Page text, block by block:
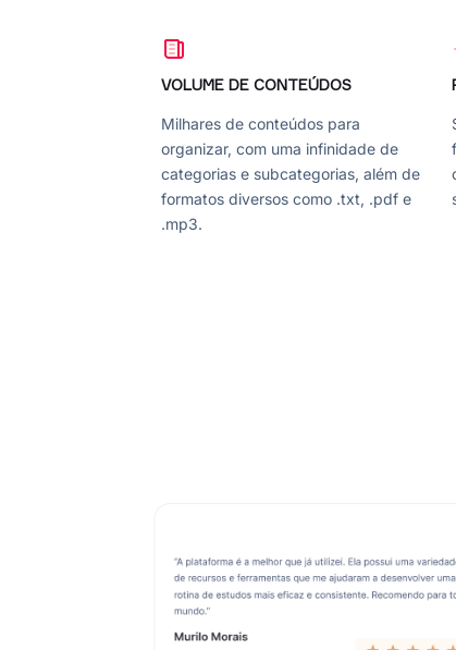
VOLUME DE CONTEÚDOS
Milhares de conteúdos para
organizar, com uma infinidade de
categorias e subcategorias, além de
formatos diversos como .txt, .pdf e
.mp3.